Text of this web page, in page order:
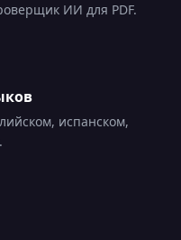
ИИ для PDF.
испанском,